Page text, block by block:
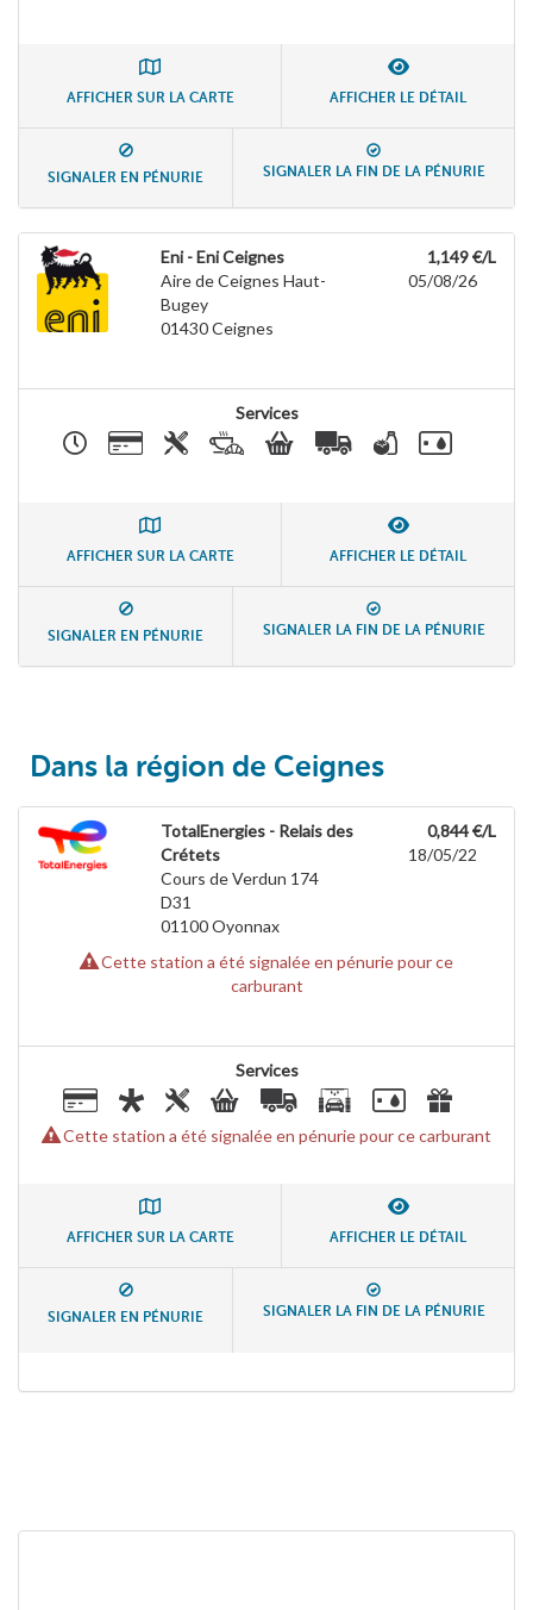
AFFICHER SUR LA CARTE AFFICHER LE DÉTAIL
SIGNALER EN PÉNURIE SIGNALER LA FIN DE LA PÉNURIE
Eni - Eni Ceignes
Aire de Ceignes Haut-
Bugey
01430Ceignes
1,149 €/L
05/08/26
Services
AFFICHER SUR LA CARTE AFFICHER LE DÉTAIL
SIGNALER EN PÉNURIE SIGNALER LA FIN DE LA PÉNURIE
Dans la région de Ceignes
TotalEnergies - Relais des
Crétets
Cours de Verdun 174
D31
01100Oyonnax
0,844 €/L
18/05/22
Cette station a été signalée en pénurie pour ce
carburant
Services
Cette station a été signalée en pénurie pour ce carburant
AFFICHER SUR LA CARTE AFFICHER LE DÉTAIL
SIGNALER EN PÉNURIE SIGNALER LA FIN DE LA PÉNURIE